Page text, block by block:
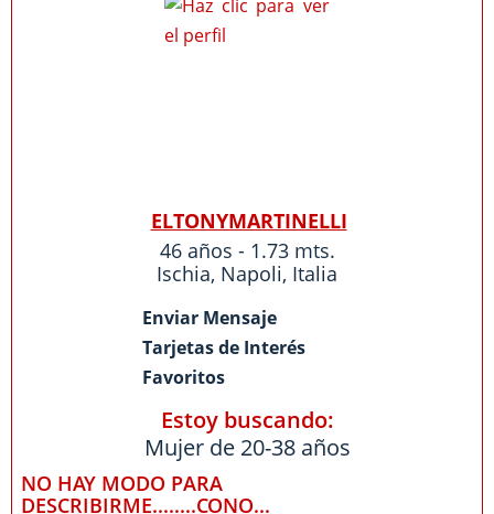
ELTONYMARTINELLI
46 años - 1.73 mts.
Ischia, Napoli, Italia
Enviar Mensaje
Tarjetas de Interés
Favoritos
Estoy buscando:
Mujer de 20-38 años
NO HAY MODO PARA
DESCRIBIRME........CONO...